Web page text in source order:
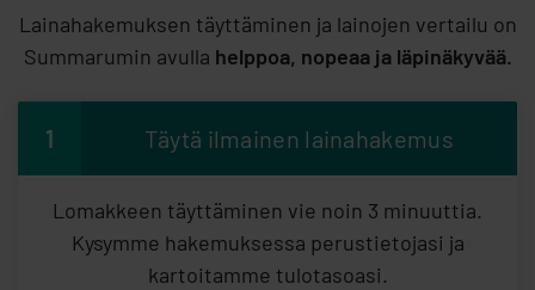
Lainahakemuksen täyttäminen ja lainojen vertailu on
Summarumin avulla helppoa, nopeaa ja läpinäkyvää.
1 Täytä ilmainen lainahakemus
Lomakkeen täyttäminen vie noin 3 minuuttia.
Kysymme hakemuksessa perustietojasi ja
kartoitamme tulotasoasi.